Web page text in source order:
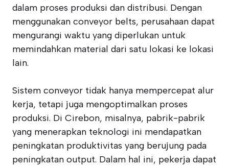
dalam proses produksi dan distribusi. Dengan
menggunakan conveyor belts, perusahaan dapat
mengurangi waktu yang diperlukan untuk
memindahkan material dari satu lokasi ke lokasi
lain.
Sistem conveyor tidak hanya mempercepat alur
kerja, tetapi juga mengoptimalkan proses
produksi. Di Cirebon, misalnya, pabrik-pabrik
yang menerapkan teknologi ini mendapatkan
peningkatan produktivitas yang berujung pada
peningkatan output. Dalam hal ini, pekerja dapat